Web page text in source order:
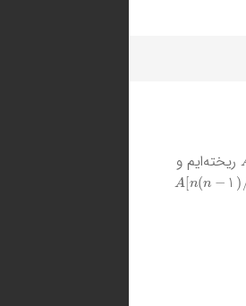
ریخته‌ایم و
A[n(n−1)/2]